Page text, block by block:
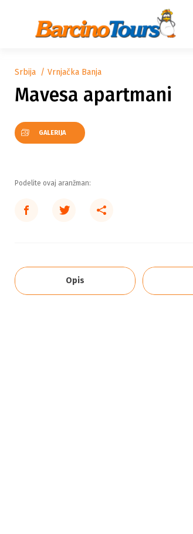
Srbija Vrnjačka Banja
Mavesa apartmani
GALERIJA
Podelite ovaj aranžman:
Opis